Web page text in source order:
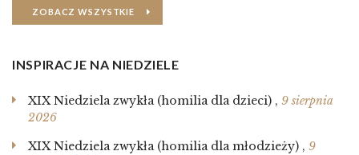
ZOBACZ WSZYSTKIE
INSPIRACJE NA NIEDZIELE
XIX Niedziela zwykła (homilia dla dzieci) , 9 sierpnia
2026
XIX Niedziela zwykła (homilia dla młodzieży) , 9